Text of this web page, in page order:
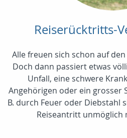
Reiserücktritts-
Alle freuen sich schon auf
Doch dann passiert etwas
Unfall, eine schwere
Angehörigen oder ein grosser
B. durch Feuer oder Diebstahl
Reiseantritt unmöglich